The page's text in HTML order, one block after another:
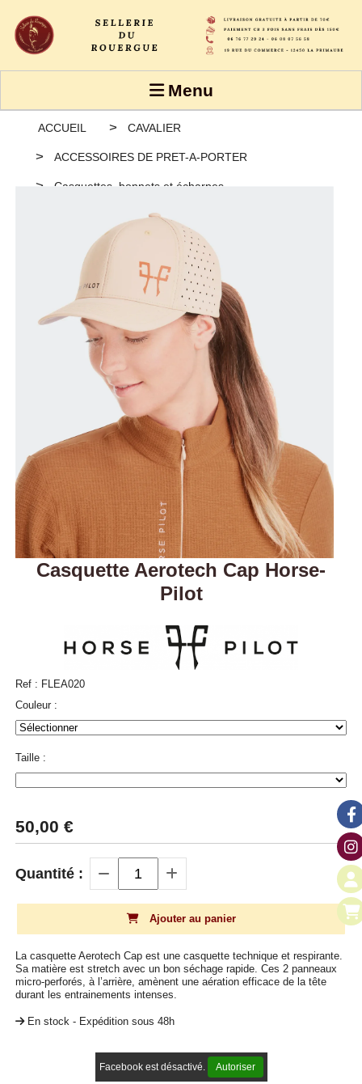
Menu
ACCUEIL CAVALIER
ACCESSOIRES DE PRET-A-PORTER
Casquettes, bonnets et écharpes
Casquette Aerotech Cap Horse-Pilot
Casquette Aerotech Cap Horse-
Pilot
Ref : FLEA020
Couleur :
Taille :
50,00 €
Quantité :
Ajouter au panier
La casquette Aerotech Cap est une casquette technique et respirante.
Sa matière est stretch avec un bon séchage rapide. Ces 2 panneaux
micro-perforés, à l’arrière, amènent une aération efficace de la tête
durant les entrainements intenses.
En stock - Expédition sous 48h
Facebook est désactivé. Autoriser